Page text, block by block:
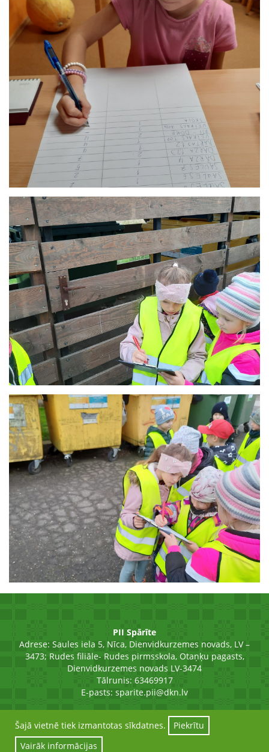
Šajā vietnē tiek izmantotas sīkdatnes.
Piekrītu
Vairāk informācijas
PII Spārīte
Adrese: Saules iela 5, Nīca, Dienvidkurzemes novads, LV –
3473; Rudes filiāle- Rudes pirmsskola, Otaņķu pagasts,
Dienvidkurzemes novads LV-3474
Tālrunis: 63469917
E-pasts: sparite.pii@dkn.lv